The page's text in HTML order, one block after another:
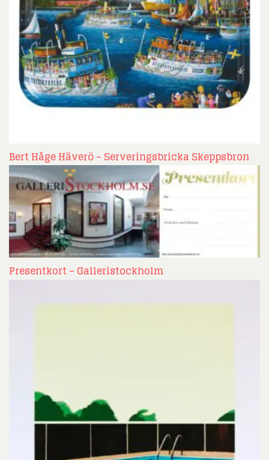
Bert Håge Häverö – Serveringsbricka Skeppsbron
Presentkort – Galleristockholm